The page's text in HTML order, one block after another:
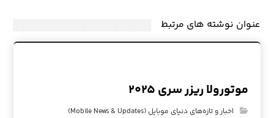
عنوان ‫نوشته های مرتبط
موتورولا ریزر سری ۲۰۲۵
اخبار و تازه‌های دنیای موبایل (Mobile News & Updates)